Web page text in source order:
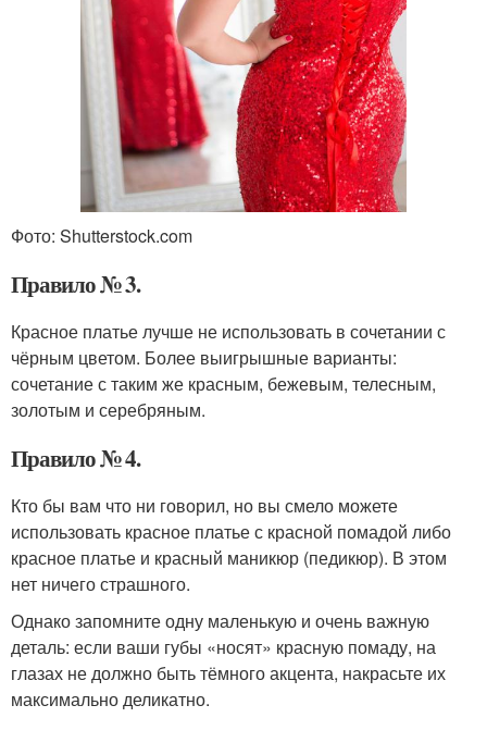
Фото: Shutterstock.com
Правило № 3.
Красное платье лучше не использовать в сочетании с
чёрным цветом. Более выигрышные варианты:
сочетание с таким же красным, бежевым, телесным,
золотым и серебряным.
Правило № 4.
Кто бы вам что ни говорил, но вы смело можете
использовать красное платье с красной помадой либо
красное платье и красный маникюр (педикюр). В этом
нет ничего страшного.
Однако запомните одну маленькую и очень важную
деталь: если ваши губы «носят» красную помаду, на
глазах не должно быть тёмного акцента, накрасьте их
максимально деликатно.